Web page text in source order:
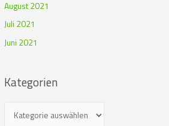
August 2021
Juli 2021
Juni 2021
Kategorien